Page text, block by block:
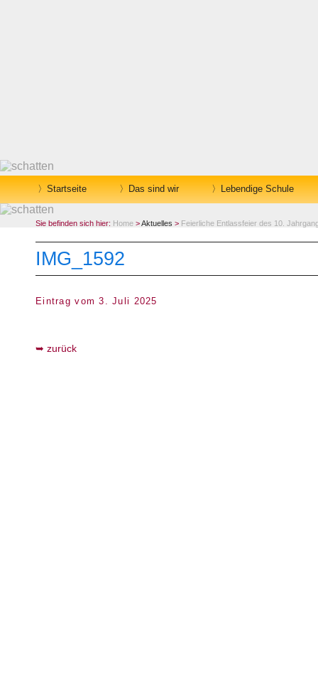
Startseite Das sind wir Lebendige Schule
Sie befinden sich hier: Home >Aktuelles > Feierliche Entlassfeier des 10.
IMG_1592
Eintrag vom 3. Juli 2025
zurück